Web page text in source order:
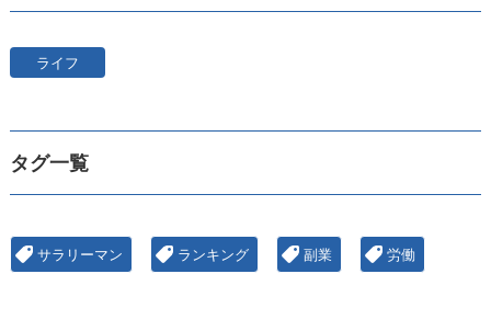
ライフ
タグ一覧
サラリーマン ランキング 副業 労働